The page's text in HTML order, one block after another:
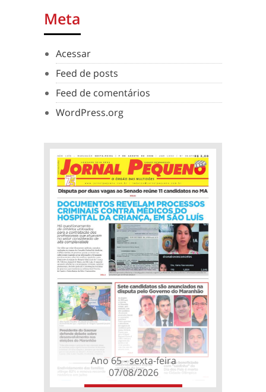
Meta
Acessar
Feed de posts
Feed de comentários
WordPress.org
Ano 65 - sexta-feira
07/08/2026